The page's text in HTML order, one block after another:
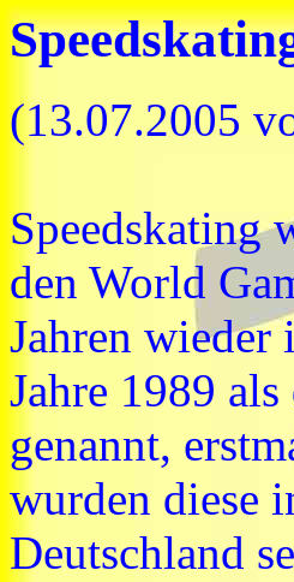
(13.07.2005
Speedskating
den World
Jahren
Jahre 1989
genannt,
wurden diese
Deutschland